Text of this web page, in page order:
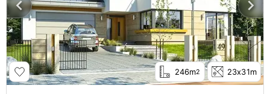
246m2 23x31m